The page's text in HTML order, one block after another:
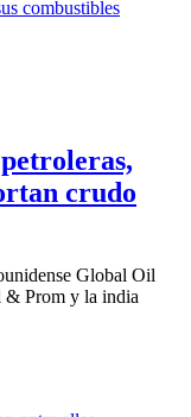
crudo
Global Oil
& Prom y la india